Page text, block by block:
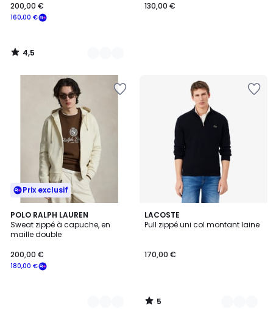
160,00 €
200,00 €
4,5
/
130,00 €
Prix exclusif
POLO RALPH LAUREN
Sweat zippé à capuche, en
maille double
180,00 €
200,00 €
7
Couleurs
LACOSTE
Pull zippé uni col montant laine
170,00 €
5
/
3
Couleurs
5
/